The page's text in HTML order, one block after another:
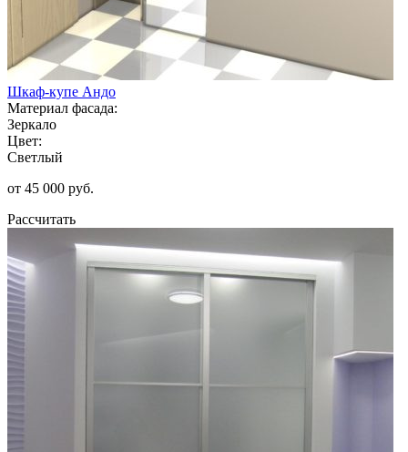
Шкаф-купе Андо
Материал фасада:
Зеркало
Цвет:
Светлый
от 45 000 руб.
Рассчитать